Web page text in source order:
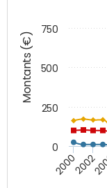
Montants (€)
20002002
0
250
500
750